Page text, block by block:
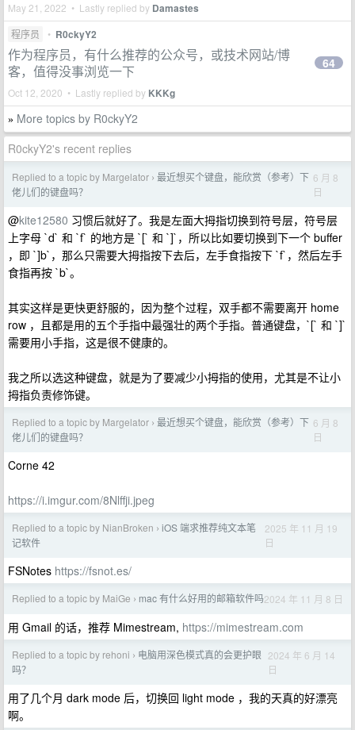
May 21, 2022 • Lastly replied by Damastes
程序员 • R0ckyY2
作为程序员，有什么推荐的公众号，或技术网站/博
客，值得没事浏览一下
Oct 12, 2020 • Lastly replied by KKKg
64
» More topics by R0ckyY2
R0ckyY2's recent replies
Replied to a topic by Margelator › 最近想买个键盘，能欣赏（参考）下
佬儿们的键盘吗？
6 月 8
日
@kite12580 习惯后就好了。我是左面大拇指切换到符号层，符号层
上字母 `d` 和 `f` 的地方是 `[` 和 `]`，所以比如要切换到下一个 buffer
，即 `]b`，那么只需要大拇指按下去后，左手食指按下 `f`，然后左手
食指再按 `b`。
其实这样是更快更舒服的，因为整个过程，双手都不需要离开 home
row ，且都是用的五个手指中最强壮的两个手指。普通键盘，`[` 和 `]`
需要用小手指，这是很不健康的。
我之所以选这种键盘，就是为了要减少小拇指的使用，尤其是不让小
拇指负责修饰键。
Replied to a topic by Margelator › 最近想买个键盘，能欣赏（参考）下
佬儿们的键盘吗？
6 月 8
日
Corne 42
https://i.imgur.com/8Nlffji.jpeg
Replied to a topic by NianBroken › iOS 端求推荐纯文本笔
记软件
2025 年 11 月 19
日
FSNotes https://fsnot.es/
Replied to a topic by MaiGe › mac 有什么好用的邮箱软件吗2024 年 11 月 8 日
用 Gmail 的话，推荐 Mimestream, https://mimestream.com
Replied to a topic by rehoni › 电脑用深色模式真的会更护眼
吗？
2024 年 6 月 14
日
用了几个月 dark mode 后，切换回 light mode ，我的天真的好漂亮
啊。